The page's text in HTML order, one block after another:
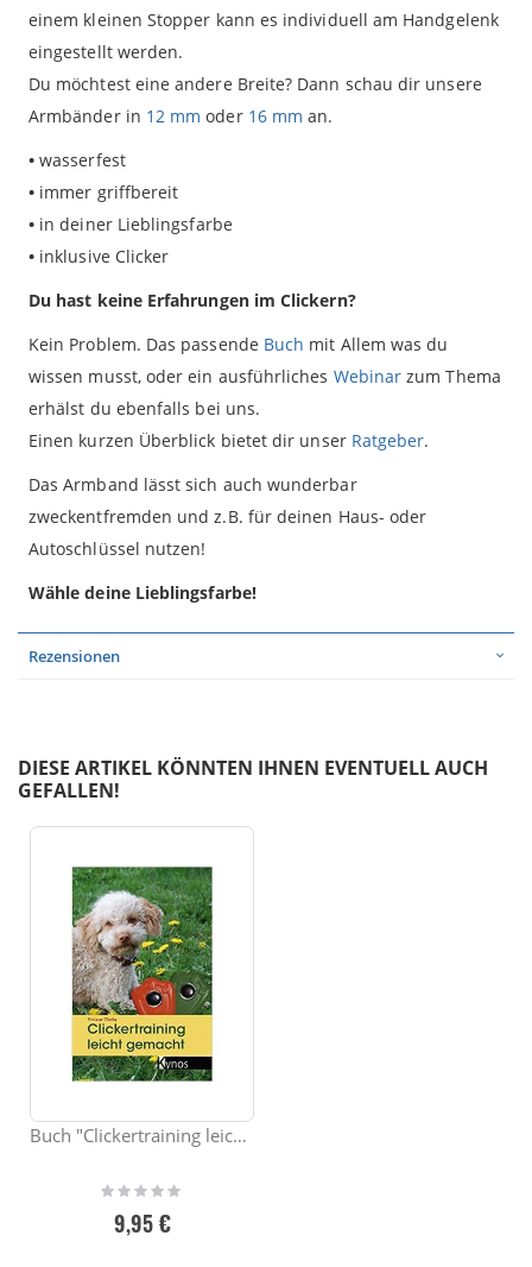
einem kleinen Stopper kann es individuell am Handgelenk
eingestellt werden.
Du möchtest eine andere Breite? Dann schau dir unsere
Armbänder in 12 mm oder 16 mm an.
• wasserfest
• immer griffbereit
• in deiner Lieblingsfarbe
• inklusive Clicker
Du hast keine Erfahrungen im Clickern?
Kein Problem. Das passende Buch mit Allem was du
wissen musst, oder ein ausführliches Webinar zum Thema
erhälst du ebenfalls bei uns.
Einen kurzen Überblick bietet dir unser Ratgeber.
Das Armband lässt sich auch wunderbar
zweckentfremden und z.B. für deinen Haus- oder
Autoschlüssel nutzen!
Wähle deine Lieblingsfarbe!
Rezensionen
DIESE ARTIKEL KÖNNTEN IHNEN EVENTUELL AUCH
GEFALLEN!
Buch "Clickertraining leicht gemacht"
Rating:
0%
9,95 €